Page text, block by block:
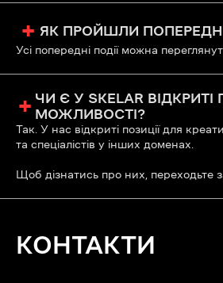
+ ЯК ПРОЙШЛИ
Усі попередні події можна
+ ЧИ Є У SKELAR ВІДКРИТІ
МОЖЛИВОСТІ?
Так. У нас відкриті позиції для
та спеціалістів у інших доменах.
Щоб дізнатись про них, переходьте
КОНТАКТИ